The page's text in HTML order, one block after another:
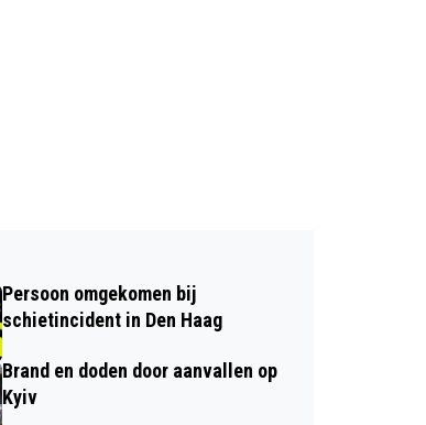
Persoon omgekomen bij
schietincident in Den Haag
Brand en doden door aanvallen op
Kyiv